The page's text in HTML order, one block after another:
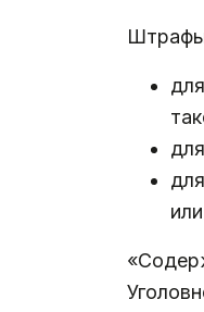
Штрафы